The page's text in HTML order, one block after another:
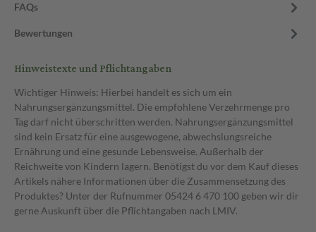
FAQs
Bewertungen
Hinweistexte und Pflichtangaben
Wichtiger Hinweis: Hierbei handelt es sich um ein
Nahrungsergänzungsmittel. Die empfohlene Verzehrmenge pro
Tag darf nicht überschritten werden. Nahrungsergänzungsmittel
sind kein Ersatz für eine ausgewogene, abwechslungsreiche
Ernährung und eine gesunde Lebensweise. Außerhalb der
Reichweite von Kindern lagern. Benötigst du vor dem Kauf dieses
Artikels nähere Informationen über die Zusammensetzung des
Produktes? Unter der Rufnummer 05424 6 470 100 geben wir dir
gerne Auskunft über die Pflichtangaben nach LMIV.